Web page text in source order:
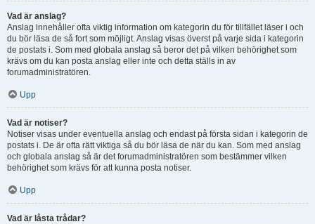
Vad är anslag?
Anslag innehåller ofta viktig information om kategorin du för tillfället läser i och
du bör läsa de så fort som möjligt. Anslag visas överst på varje sida i kategorin
de postats i. Som med globala anslag så beror det på vilken behörighet som
krävs om du kan posta anslag eller inte och detta ställs in av
forumadministratören.
Upp
Vad är notiser?
Notiser visas under eventuella anslag och endast på första sidan i kategorin de
postats i. De är ofta rätt viktiga så du bör läsa de när du kan. Som med anslag
och globala anslag så är det forumadministratören som bestämmer vilken
behörighet som krävs för att kunna posta notiser.
Upp
Vad är låsta trådar?